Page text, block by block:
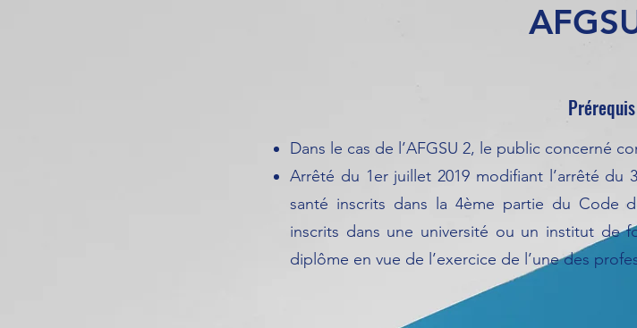
Prérequis
Dans le cas de l’AFGSU 2, le public concerné
Arrêté du 1er juillet 2019 modifiant l’arrêté du
santé inscrits dans la 4ème partie du Code
inscrits dans une université ou un institut de
diplôme en vue de l’exercice de l’une des